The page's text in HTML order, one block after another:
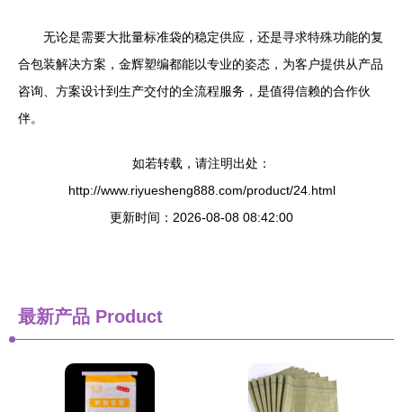
无论是需要大批量标准袋的稳定供应，还是寻求特殊功能的复
合包装解决方案，金辉塑编都能以专业的姿态，为客户提供从产品
咨询、方案设计到生产交付的全流程服务，是值得信赖的合作伙
伴。
如若转载，请注明出处：
http://www.riyuesheng888.com/product/24.html
更新时间：2026-08-08 08:42:00
最新产品 Product